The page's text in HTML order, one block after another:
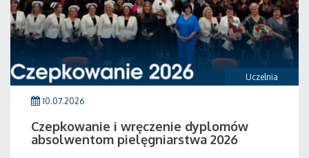
Uczelnia
10.07.2026
Czepkowanie i wręczenie dyplomów
absolwentom pielęgniarstwa 2026